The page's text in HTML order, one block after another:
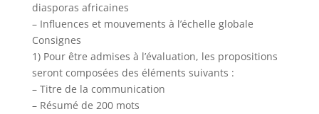
diasporas africaines
– Influences et mouvements à l’échelle globale
Consignes
1) Pour être admises à l’évaluation, les propositions
seront composées des éléments suivants :
– Titre de la communication
– Résumé de 200 mots